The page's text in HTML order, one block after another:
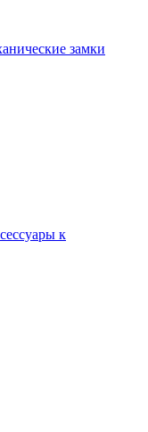
замки
к